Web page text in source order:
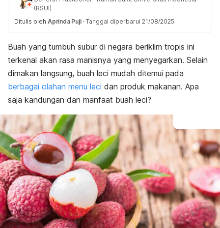
(RSUI)
Ditulis oleh Aprinda Puji · Tanggal diperbarui 21/08/2025
Buah yang tumbuh subur di negara beriklim tropis ini
terkenal akan rasa manisnya yang menyegarkan. Selain
dimakan langsung, buah leci mudah ditemui pada
berbagai olahan menu leci dan produk makanan. Apa
saja kandungan dan manfaat buah leci?